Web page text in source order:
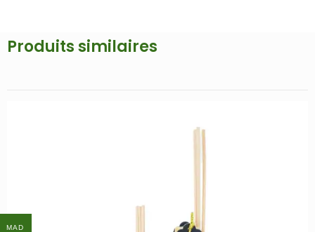
Produits similaires
Promo !
MAD
MAD